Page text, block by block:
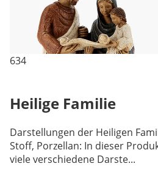
634
Heilige Familie
Darstellungen der Heiligen
Stoff, Porzellan: In dieser
viele verschiedene Darste...